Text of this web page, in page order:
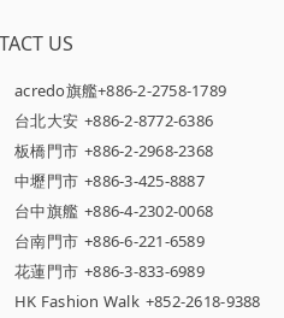
US
acredo旗艦+886-2-2758-1789
台北大安 +886-2-8772-6386
板橋門市 +886-2-2968-2368
中壢門市 +886-3-425-8887
台中旗艦 +886-4-2302-0068
台南門市 +886-6-221-6589
花蓮門市 +886-3-833-6989
HK Fashion Walk +852-2618-9388